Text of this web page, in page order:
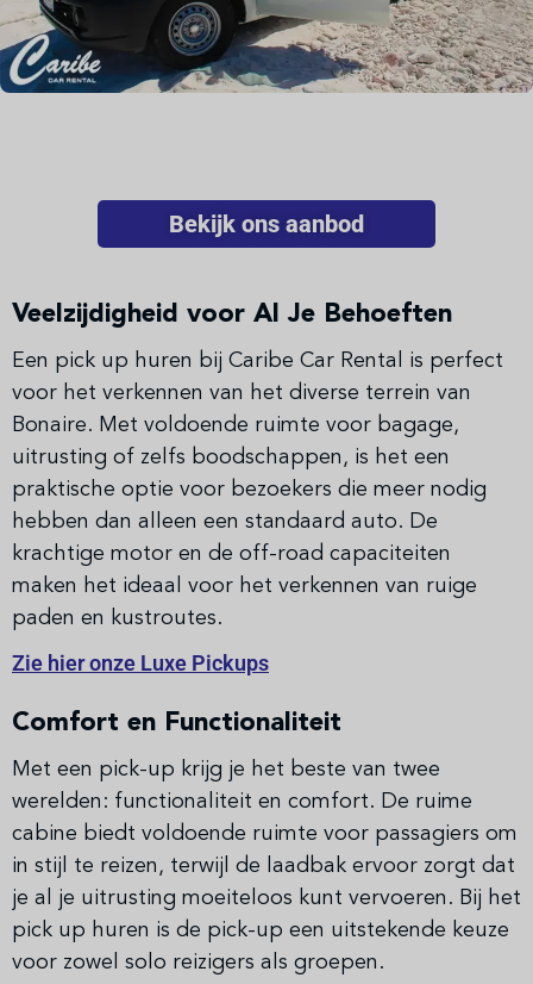
Bekijk ons aanbod
Veelzijdigheid voor Al Je Behoeften
Een pick up huren bij Caribe Car Rental is perfect
voor het verkennen van het diverse terrein van
Bonaire. Met voldoende ruimte voor bagage,
uitrusting of zelfs boodschappen, is het een
praktische optie voor bezoekers die meer nodig
hebben dan alleen een standaard auto. De
krachtige motor en de off-road capaciteiten
maken het ideaal voor het verkennen van ruige
paden en kustroutes.
Zie hier onze Luxe Pickups
Comfort en Functionaliteit
Met een pick-up krijg je het beste van twee
werelden: functionaliteit en comfort. De ruime
cabine biedt voldoende ruimte voor passagiers om
in stijl te reizen, terwijl de laadbak ervoor zorgt dat
je al je uitrusting moeiteloos kunt vervoeren. Bij het
pick up huren is de pick-up een uitstekende keuze
voor zowel solo reizigers als groepen.